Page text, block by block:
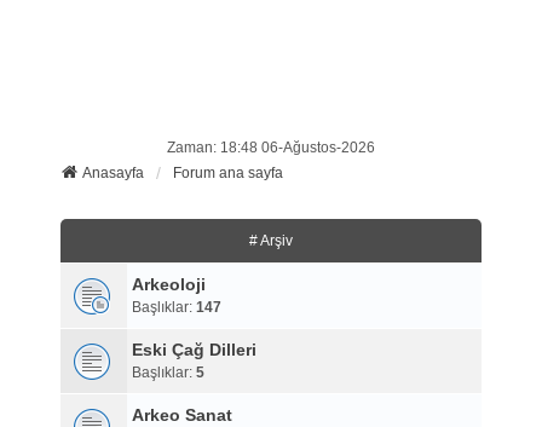
Zaman: 18:48 06-Ağustos-2026
Anasayfa
Forum ana sayfa
# Arşiv
Arkeoloji
Başlıklar: 147
Eski Çağ Dilleri
Başlıklar: 5
Arkeo Sanat